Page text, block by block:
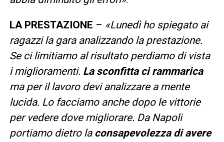
LA PRESTAZIONE – «Lunedì ho spiegato ai
ragazzi la gara analizzando la prestazione.
Se ci limitiamo al risultato perdiamo di vista
i miglioramenti. La sconfitta ci rammarica
ma per il lavoro devi analizzare a mente
lucida. Lo facciamo anche dopo le vittorie
per vedere dove migliorare. Da Napoli
portiamo dietro la consapevolezza di avere